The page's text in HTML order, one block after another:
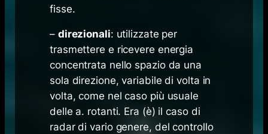
fisse.
– direzionali: utilizzate per
trasmettere e ricevere energia
concentrata nello spazio da una
sola direzione, variabile di volta in
volta, come nel caso più usuale
delle a. rotanti. Era (è) il caso di
radar di vario genere, del controllo